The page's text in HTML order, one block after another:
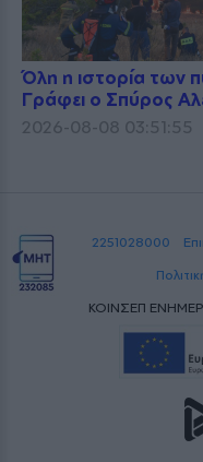
Όλη η ιστορία των
Γράφει ο Σπύρος
2026-08-08 03:51:55
2251028000
ΚΟΙΝΣΕΠ